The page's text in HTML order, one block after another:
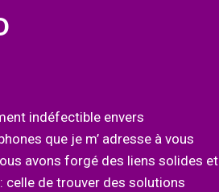
indéfectible envers
que je m’ adresse à vous
avons forgé des liens solides et
celle de trouver des solutions